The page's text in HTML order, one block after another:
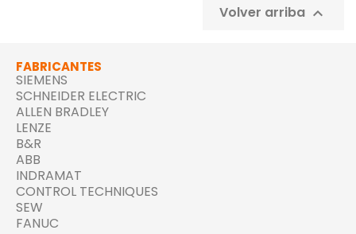
Volver arriba 
FABRICANTES
SIEMENS
SCHNEIDER ELECTRIC
ALLEN BRADLEY
LENZE
B&R
ABB
INDRAMAT
CONTROL TECHNIQUES
SEW
FANUC